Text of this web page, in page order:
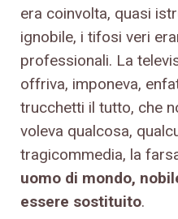
era coinvolta, quasi
ignobile, i tifosi veri
professionali. La
offriva, imponeva,
trucchetti il tutto, che
voleva qualcosa,
tragicommedia, la
uomo di mondo,
essere sostituito.